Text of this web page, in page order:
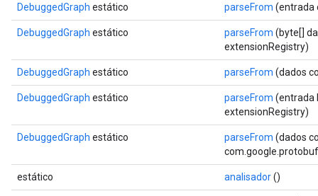
DebuggedGraph estático parseFrom (entrada
DebuggedGraph estático parseFrom (byte[]
extensionRegistry)
DebuggedGraph estático parseFrom (dados
DebuggedGraph estático parseFrom (entrada
extensionRegistry)
DebuggedGraph estático parseFrom (dados
estático analisador()